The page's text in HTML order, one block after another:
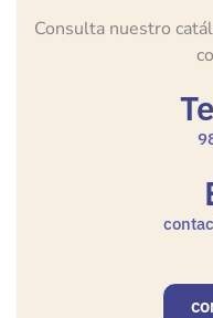
Consulta nuestro